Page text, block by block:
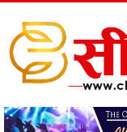
टिम: